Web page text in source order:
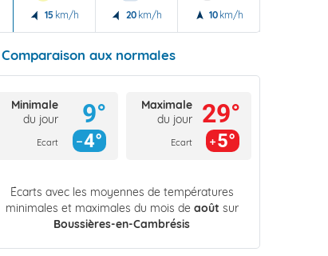
15 km/h 20 km/h 10 km/h
Comparaison aux normales
Minimale
du jour
Ecart
9°
4°
Maximale
du jour
Ecart
29°
5°
Écarts avec les moyennes de températures
minimales et maximales du mois de août sur
Boussières-en-Cambrésis